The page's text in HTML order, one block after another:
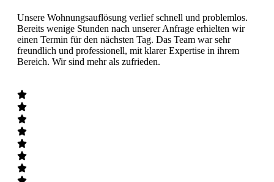
Unsere Wohnungsauflösung verlief schnell und problemlos.
Bereits wenige Stunden nach unserer Anfrage erhielten wir
einen Termin für den nächsten Tag. Das Team war sehr
freundlich und professionell, mit klarer Expertise in ihrem
Bereich. Wir sind mehr als zufrieden.